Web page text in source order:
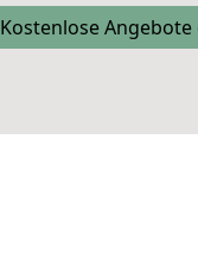
Kostenlose